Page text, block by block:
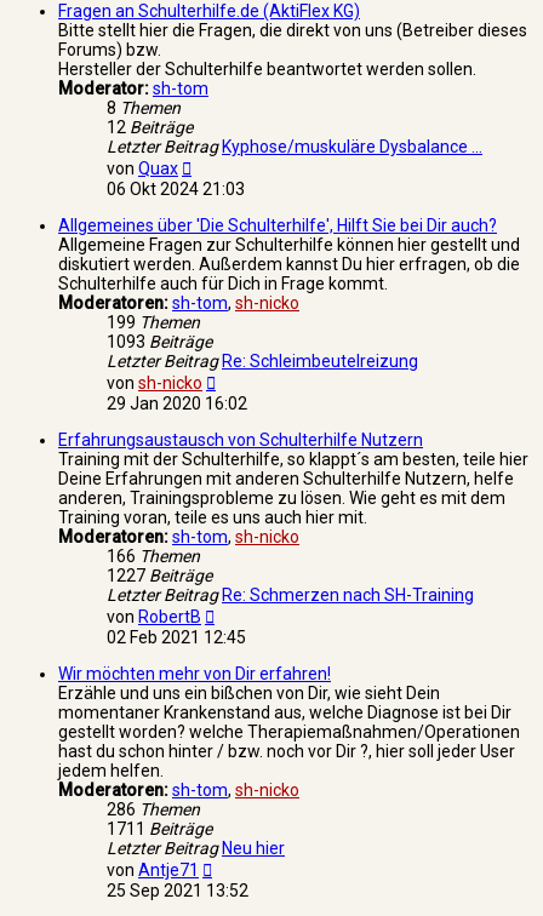
Fragen an Schulterhilfe.de (AktiFlex KG)
Bitte stellt hier die Fragen, die direkt von uns (Betreiber dieses
Forums) bzw.
Hersteller der Schulterhilfe beantwortet werden sollen.
Moderator:sh-tom
8 Themen
12 Beiträge
Letzter Beitrag Kyphose/muskuläre Dysbalance …
von Quax
Beitrag
06 Okt 2024 21:03
Allgemeines über 'Die Schulterhilfe', Hilft Sie bei Dir auch?
Allgemeine Fragen zur Schulterhilfe können hier gestellt und
diskutiert werden. Außerdem kannst Du hier erfragen, ob die
Schulterhilfe auch für Dich in Frage kommt.
Moderatoren:sh-tom, sh-nicko
199 Themen
1093 Beiträge
Letzter Beitrag Re: Schleimbeutelreizung
von sh-nicko
Beitrag
29 Jan 2020 16:02
Erfahrungsaustausch von Schulterhilfe Nutzern
Training mit der Schulterhilfe, so klappt´s am besten, teile hier
Deine Erfahrungen mit anderen Schulterhilfe Nutzern, helfe
anderen, Trainingsprobleme zu lösen. Wie geht es mit dem
Training voran, teile es uns auch hier mit.
Moderatoren:sh-tom, sh-nicko
166 Themen
1227 Beiträge
Letzter Beitrag Re: Schmerzen nach SH-Training
von RobertB
Beitrag
02 Feb 2021 12:45
Wir möchten mehr von Dir erfahren!
Erzähle und uns ein bißchen von Dir, wie sieht Dein
momentaner Krankenstand aus, welche Diagnose ist bei Dir
gestellt worden? welche Therapiemaßnahmen/Operationen
hast du schon hinter / bzw. noch vor Dir ?, hier soll jeder User
jedem helfen.
Moderatoren:sh-tom, sh-nicko
286 Themen
1711 Beiträge
Letzter Beitrag Neu hier
von Antje71
Beitrag
25 Sep 2021 13:52